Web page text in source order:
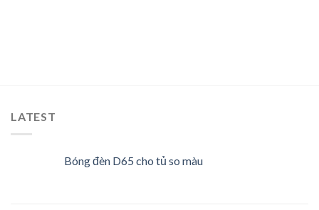
LATEST
Bóng đèn D65 cho tủ so màu